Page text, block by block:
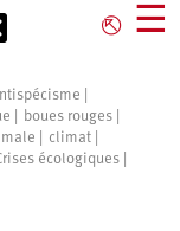
⎋ ☰
boues rouges
climat
écologiques